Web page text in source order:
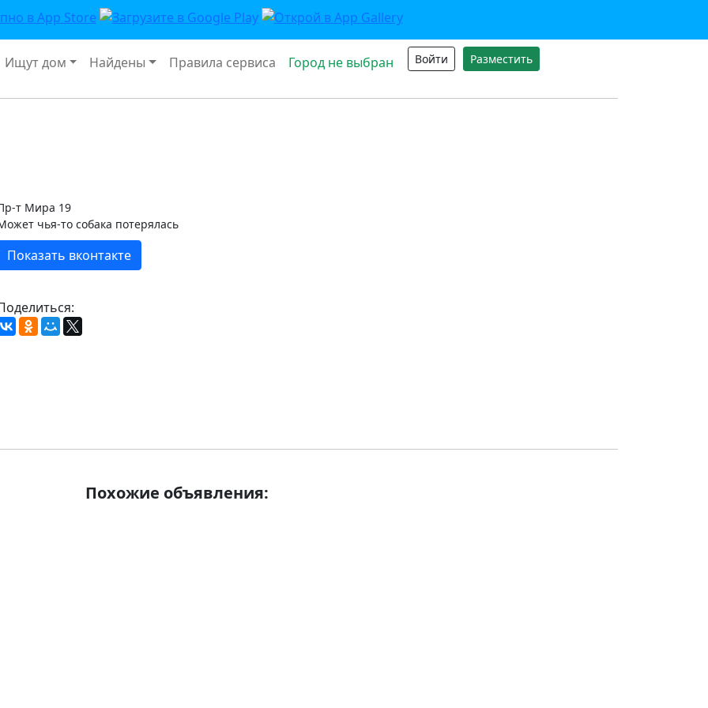
Ищут дом Найдены Правила сервиса Город не выбран Войти Разместить
т Мира 19
чья-то собака потерялась
Показать вконтакте
Похожие объявления: